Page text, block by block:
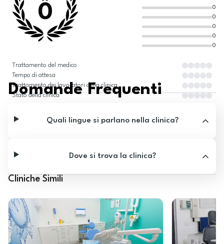
0
0
0
0
0
0
Trattamento del medico
Tempo di attesa
Trattamento dei lavoratori della clinica
Stato della clinica
Domande Frequenti
Quali lingue si parlano nella clinica?
Dove si trova la clinica?
Cliniche Simili